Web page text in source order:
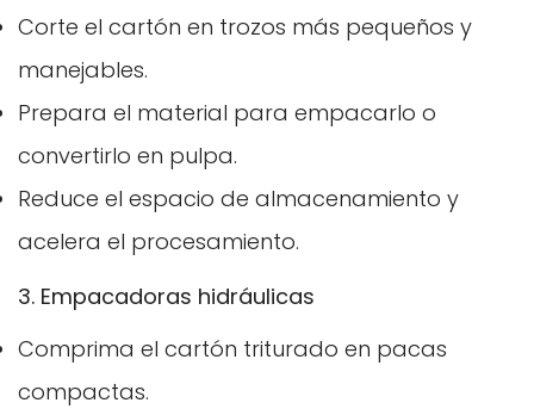
Corte el cartón en trozos más pequeños y
manejables.
Prepara el material para empacarlo o
convertirlo en pulpa.
Reduce el espacio de almacenamiento y
acelera el procesamiento.
3. Empacadoras hidráulicas
Comprima el cartón triturado en pacas
compactas.
Confirma tu edad
¿Tienes 18 años o más?